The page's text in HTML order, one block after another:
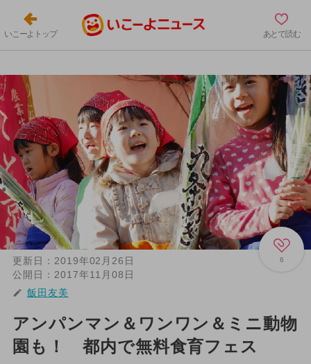
いこーよトップ あとで読む
6
更新日： 2019年02月26日
公開日： 2017年11月08日
飯田友美
アンパンマン＆ワンワン＆ミニ動物
園も！ 都内で無料食育フェス